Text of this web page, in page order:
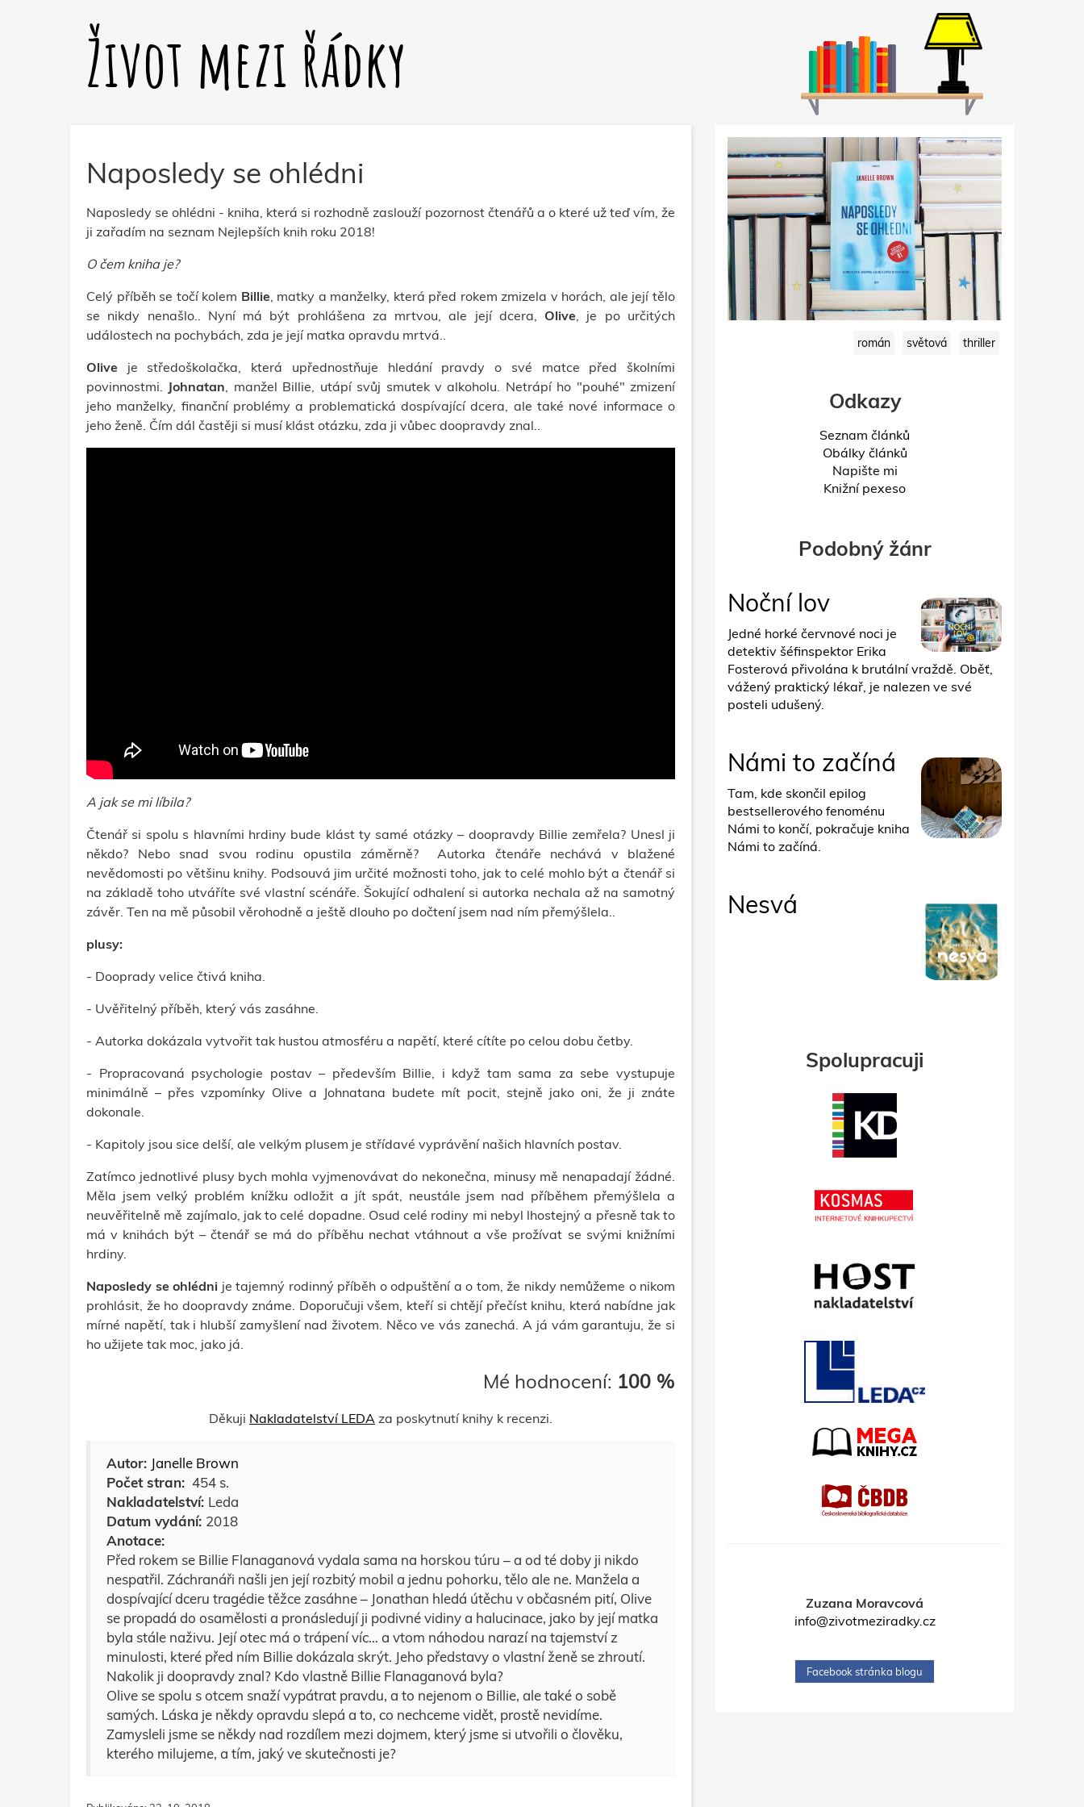
Život mezi řádky
Naposledy se ohlédni
Naposledy se ohlédni - kniha, která si rozhodně zaslouží pozornost čtenářů a o které už teď vím, že
ji zařadím na seznam Nejlepších knih roku 2018!
O čem kniha je?
Celý příběh se točí kolem Billie, matky a manželky, která před rokem zmizela v horách, ale její tělo
se nikdy nenašlo.. Nyní má být prohlášena za mrtvou, ale její dcera,Olive, je po určitých
událostech na pochybách, zda je její matka opravdu mrtvá..
Olive je středoškolačka, která upřednostňuje hledání pravdy o své matce před školními
povinnostmi. Johnatan, manžel Billie, utápí svůj smutek v alkoholu. Netrápí ho "pouhé" zmizení
jeho manželky, finanční problémy a problematická dospívající dcera, ale také nové informace o
jeho ženě. Čím dál častěji si musí klást otázku, zda ji vůbec doopravdy znal..
A jak se mi líbila?
Čtenář si spolu s hlavními hrdiny bude klást ty samé otázky – doopravdy Billie zemřela? Unesl ji
někdo? Nebo snad svou rodinu opustila záměrně? Autorka čtenáře nechává v blažené
nevědomosti po většinu knihy. Podsouvá jim určité možnosti toho, jak to celé mohlo být a čtenář si
na základě toho utváříte své vlastní scénáře. Šokující odhalení si autorka nechala až na samotný
závěr. Ten na mě působil věrohodně a ještě dlouho po dočtení jsem nad ním přemýšlela..
plusy:
- Dooprady velice čtivá kniha.
- Uvěřitelný příběh, který vás zasáhne.
- Autorka dokázala vytvořit tak hustou atmosféru a napětí, které cítíte po celou dobu četby.
- Propracovaná psychologie postav – především Billie, i když tam sama za sebe vystupuje
minimálně – přes vzpomínky Olive a Johnatana budete mít pocit, stejně jako oni, že ji znáte
dokonale.
- Kapitoly jsou sice delší, ale velkým plusem je střídavé vyprávění našich hlavních postav.
Zatímco jednotlivé plusy bych mohla vyjmenovávat do nekonečna, minusy mě nenapadají žádné.
Měla jsem velký problém knížku odložit a jít spát, neustále jsem nad příběhem přemýšlela a
neuvěřitelně mě zajímalo, jak to celé dopadne. Osud celé rodiny mi nebyl lhostejný a přesně tak to
má v knihách být – čtenář se má do příběhu nechat vtáhnout a vše prožívat se svými knižními
hrdiny.
Naposledy se ohlédni je tajemný rodinný příběh o odpuštění a o tom, že nikdy nemůžeme o nikom
prohlásit, že ho doopravdy známe. Doporučuji všem, kteří si chtějí přečíst knihu, která nabídne jak
mírné napětí, tak i hlubší zamyšlení nad životem. Něco ve vás zanechá. A já vám garantuju, že si
ho užijete tak moc, jako já.
Mé hodnocení: 100 %
Děkuji Nakladatelství LEDA za poskytnutí knihy k recenzi.
Autor: Janelle Brown
Počet stran: 454 s.
Nakladatelství: Leda
Datum vydání: 2018
Anotace:
Před rokem se Billie Flanaganová vydala sama na horskou túru – a od té doby ji nikdo
nespatřil. Záchranáři našli jen její rozbitý mobil a jednu pohorku, tělo ale ne. Manžela a
dospívající dceru tragédie těžce zasáhne – Jonathan hledá útěchu v občasném pití, Olive
se propadá do osamělosti a pronásledují ji podivné vidiny a halucinace, jako by její matka
byla stále naživu. Její otec má o trápení víc… a vtom náhodou narazí na tajemství z
minulosti, které před ním Billie dokázala skrýt. Jeho představy o vlastní ženě se zhroutí.
Nakolik ji doopravdy znal? Kdo vlastně Billie Flanaganová byla?
Olive se spolu s otcem snaží vypátrat pravdu, a to nejenom o Billie, ale také o sobě
samých. Láska je někdy opravdu slepá a to, co nechceme vidět, prostě nevidíme.
Zamysleli jsme se někdy nad rozdílem mezi dojmem, který jsme si utvořili o člověku,
kterého milujeme, a tím, jaký ve skutečnosti je?
román světová thriller
Odkazy
Seznam článků
Obálky článků
Napište mi
Knižní pexeso
Podobný žánr
Noční lov
Jedné horké červnové noci je
detektiv šéfinspektor Erika
Fosterová přivolána k brutální vraždě. Oběť,
vážený praktický lékař, je nalezen ve své
posteli udušený.
Námi to začíná
Tam, kde skončil epilog
bestsellerového fenoménu
Námi to končí, pokračuje kniha
Námi to začíná.
Nesvá
Spolupracuji
Zuzana Moravcová
info@zivotmeziradky.cz
Facebook stránka blogu